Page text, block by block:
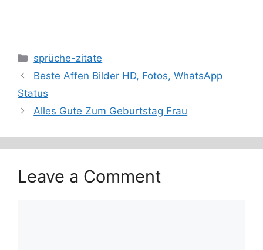
Categories
sprüche-zitate
Beste Affen Bilder HD, Fotos, WhatsApp
Status
Alles Gute Zum Geburtstag Frau
Leave a Comment